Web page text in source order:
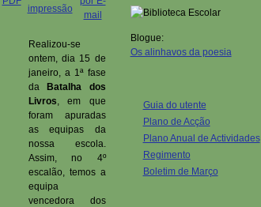
Realizou-se
ontem, dia 15 de
janeiro, a 1ª fase
da
Batalha dos
Livros, em que
foram apuradas
as equipas da
nossa escola.
Assim, no 4º
escalão, temos a
equipa
vencedora dos
Blogue:
Os alinhavos da poesia
Guia do utente
Plano de Acção
Plano Anual de Actividades
Regimento
Boletim de Março